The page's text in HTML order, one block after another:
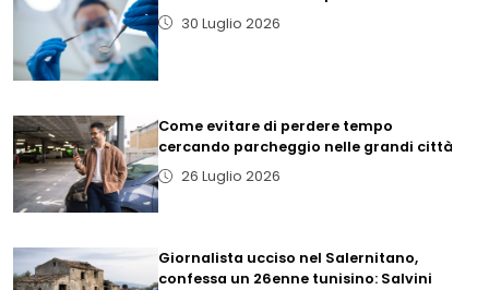
30 Luglio 2026
Come evitare di perdere tempo
cercando parcheggio nelle grandi città
26 Luglio 2026
Giornalista ucciso nel Salernitano,
confessa un 26enne tunisino: Salvini